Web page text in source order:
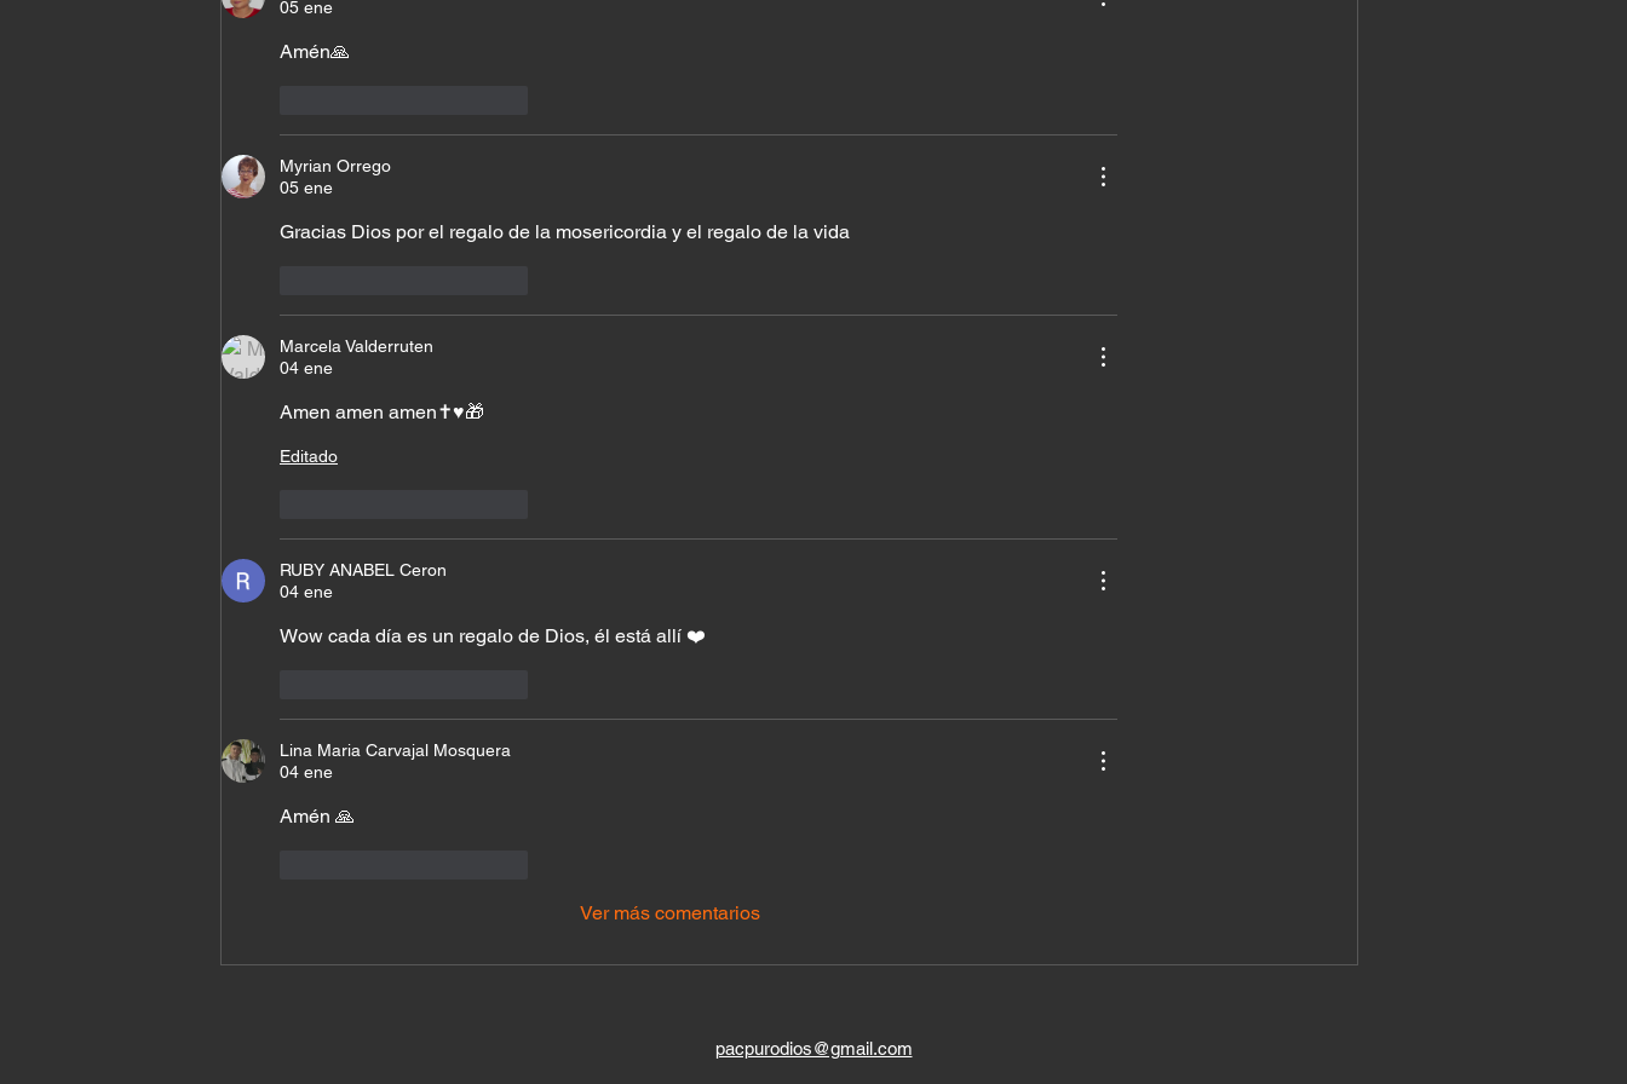
05 ene
Amén🙏
Myrian Orrego
05 ene
Gracias Dios por el regalo de la mosericordia y el regalo de la vida
Marcela Valderruten
04 ene
Amen amen amen✝️♥️🎁
Editado
RUBY ANABEL Ceron
04 ene
Wow cada día es un regalo de Dios, él está allí ❤️
Lina Maria Carvajal Mosquera
04 ene
Amén 🙏
Ver más comentarios
pacpurodios@gmail.com